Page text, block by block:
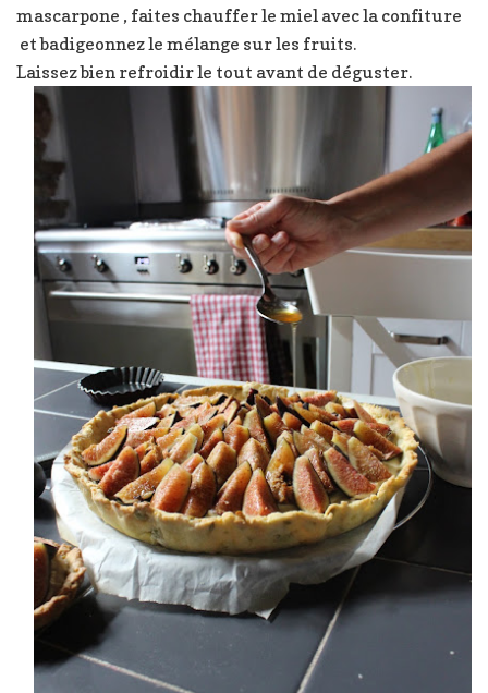
mascarpone , faites chauffer le miel avec la confiture
et badigeonnez le mélange sur les fruits.
Laissez bien refroidir le tout avant de déguster.